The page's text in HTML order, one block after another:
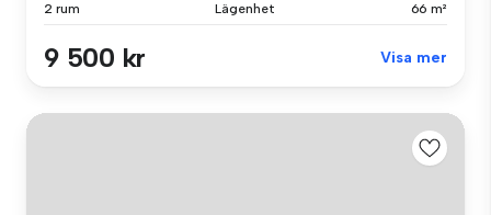
2 rum Lägenhet 66 m²
9 500 kr Visa mer